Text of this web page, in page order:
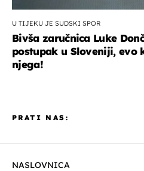
U TIJEKU JE SUDSKI SPOR
Bivša zaručnica Luke
postupak u Sloveniji, evo
njega!
NASLOVNICA
PRATI NAS: